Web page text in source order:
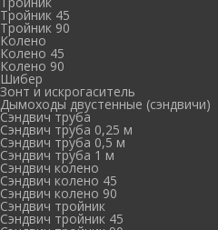
Тройник 45
Тройник 90
Колено
Колено 45
Колено 90
Шибер
Зонт и искрогаситель
Дымоходы двустенные (сэндвичи)
Сэндвич труба
Сэндвич труба 0,25 м
Сэндвич труба 0,5 м
Сэндвич труба 1 м
Сэндвич колено
Сэндвич колено 45
Сэндвич колено 90
Сэндвич тройник
Сэндвич тройник 45